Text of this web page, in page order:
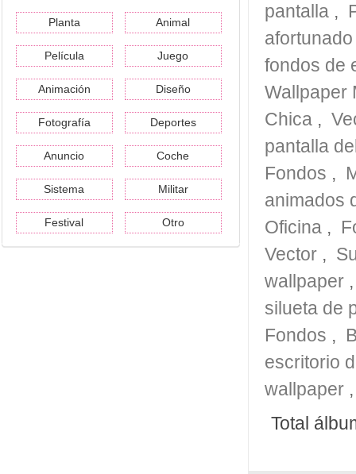
Planta Animal
Película Juego
Animación Diseño
Fotografía Deportes
Anuncio Coche
Sistema Militar
Festival Otro
pantalla ,
afortunado
fondos de
Wallpaper
Chica ,
pantalla
Fondos ,
animados
Oficina ,
Vector ,
wallpaper
silueta de
Fondos ,
escritorio
wallpaper
Total